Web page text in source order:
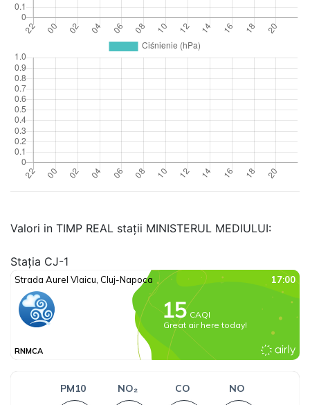
Valori in TIMP REAL stații MINISTERUL MEDIULUI:
Stația CJ-1